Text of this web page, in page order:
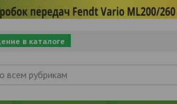
в каталоге